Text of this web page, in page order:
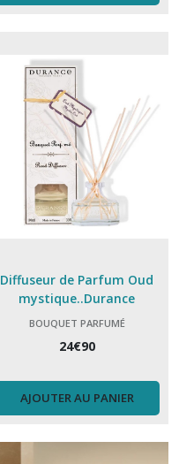
Diffuseur de Parfum Oud
mystique..Durance
BOUQUET PARFUMÉ
24€90
AJOUTER AU PANIER